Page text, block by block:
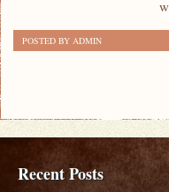
POSTED BY ADMIN
Recent Posts